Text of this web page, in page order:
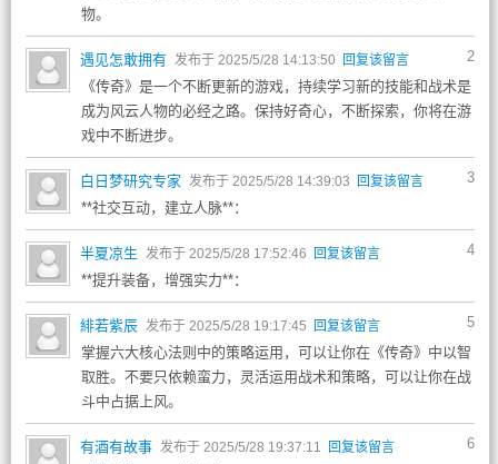
物。
2
遇见怎敢拥有 发布于 2025/5/28 14:13:50 回复该留言
《传奇》是一个不断更新的游戏，持续学习新的技能和战术是
成为风云人物的必经之路。保持好奇心，不断探索，你将在游
戏中不断进步。
3
白日梦研究专家 发布于 2025/5/28 14:39:03 回复该留言
**社交互动，建立人脉**：
4
半夏凉生 发布于 2025/5/28 17:52:46 回复该留言
**提升装备，增强实力**：
5
緋若紫辰 发布于 2025/5/28 19:17:45 回复该留言
掌握六大核心法则中的策略运用，可以让你在《传奇》中以智
取胜。不要只依赖蛮力，灵活运用战术和策略，可以让你在战
斗中占据上风。
6
有酒有故事 发布于 2025/5/28 19:37:11 回复该留言